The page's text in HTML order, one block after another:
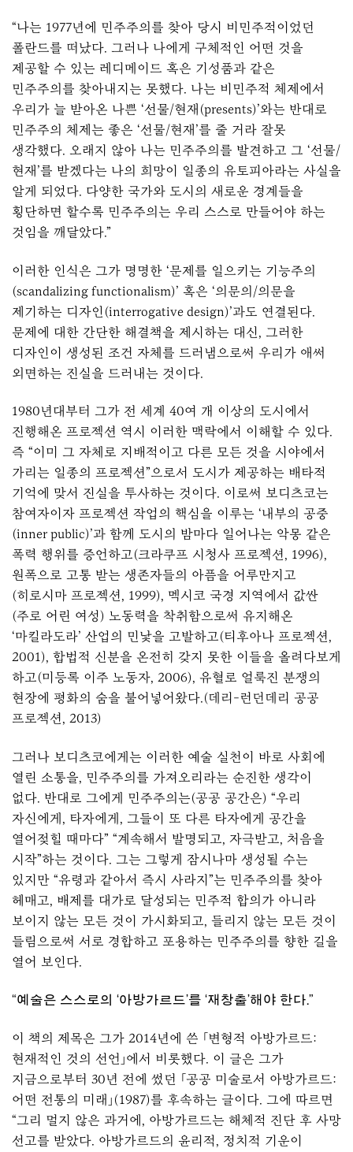
“나는 1977년에 민주주의를 찾아 당시 비민주적이었던
폴란드를 떠났다. 그러나 나에게 구체적인 어떤 것을
제공할 수 있는 레디메이드 혹은 기성품과 같은
민주주의를 찾아내지는 못했다. 나는 비민주적 체제에서
우리가 늘 받아온 나쁜 ‘선물/현재(presents)’와는 반대로
민주주의 체제는 좋은 ‘선물/현재’를 줄 거라 잘못
생각했다. 오래지 않아 나는 민주주의를 발견하고 그 ‘선물/
현재’를 받겠다는 나의 희망이 일종의 유토피아라는 사실을
알게 되었다. 다양한 국가와 도시의 새로운 경계들을
횡단하면 할수록 민주주의는 우리 스스로 만들어야 하는
것임을 깨달았다.”
이러한 인식은 그가 명명한 ‘문제를 일으키는 기능주의
(scandalizing functionalism)’ 혹은 ‘의문의/의문을
제기하는 디자인(interrogative design)’과도 연결된다.
문제에 대한 간단한 해결책을 제시하는 대신, 그러한
디자인이 생성된 조건 자체를 드러냄으로써 우리가 애써
외면하는 진실을 드러내는 것이다.
1980년대부터 그가 전 세계 40여 개 이상의 도시에서
진행해온 프로젝션 역시 이러한 맥락에서 이해할 수 있다.
즉 “이미 그 자체로 지배적이고 다른 모든 것을 시야에서
가리는 일종의 프로젝션”으로서 도시가 제공하는 배타적
기억에 맞서 진실을 투사하는 것이다. 이로써 보디츠코는
참여자이자 프로젝션 작업의 핵심을 이루는 ‘내부의 공중
(inner public)’과 함께 도시의 밤마다 일어나는 악몽 같은
폭력 행위를 증언하고(크라쿠프 시청사 프로젝션, 1996),
원폭으로 고통 받는 생존자들의 아픔을 어루만지고
(히로시마 프로젝션, 1999), 멕시코 국경 지역에서 값싼
(주로 어린 여성) 노동력을 착취함으로써 유지해온
‘마킬라도라’ 산업의 민낯을 고발하고(티후아나 프로젝션,
2001), 합법적 신분을 온전히 갖지 못한 이들을 올려다보게
하고(미등록 이주 노동자, 2006), 유혈로 얼룩진 분쟁의
현장에 평화의 숨을 불어넣어왔다.(데리-런던데리 공공
프로젝션, 2013)
그러나 보디츠코에게는 이러한 예술 실천이 바로 사회에
열린 소통을, 민주주의를 가져오리라는 순진한 생각이
없다. 반대로 그에게 민주주의는(공공 공간은) “우리
자신에게, 타자에게, 그들이 또 다른 타자에게 공간을
열어젖힐 때마다” “계속해서 발명되고, 자극받고, 처음을
시작”하는 것이다. 그는 그렇게 잠시나마 생성될 수는
있지만 “유령과 같아서 즉시 사라지”는 민주주의를 찾아
헤매고, 배제를 대가로 달성되는 민주적 합의가 아니라
보이지 않는 모든 것이 가시화되고, 들리지 않는 모든 것이
들림으로써 서로 경합하고 포용하는 민주주의를 향한 길을
열어 보인다.
“예술은 스스로의 ‘아방가르드’를 ‘재창출’해야 한다.”
이 책의 제목은 그가 2014년에 쓴 「변형적 아방가르드:
현재적인 것의 선언」에서 비롯했다. 이 글은 그가
지금으로부터 30년 전에 썼던 「공공 미술로서 아방가르드:
어떤 전통의 미래」(1987)를 후속하는 글이다. 그에 따르면
“그리 멀지 않은 과거에, 아방가르드는 해체적 진단 후 사망
선고를 받았다. 아방가르드의 윤리적, 정치적 기운이